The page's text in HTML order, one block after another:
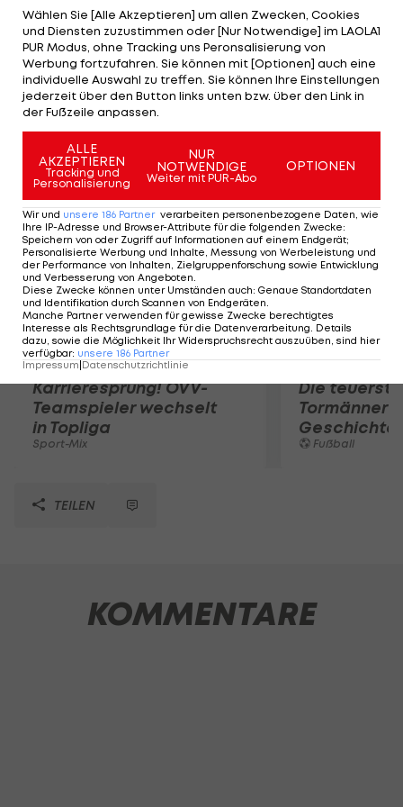
Konkurrenten aus Georgien durch. Bronze wird
doppelt vergeben. Sowohl der Japaner Ryutaro
Matsumoto (7:3 gegen Almat Kebispajew/KAZ) als
auch der Russe Sajur Kuramagomedow (5:0 gegen
Hasan Aliyev/AZE) dürfen sich über Edelmetall
freuen.
Mehr zum Thema
Karrieresprung! ÖVV-
Teamspieler wechselt
in Topliga
Sport-Mix
Die
Tormänner
Geschichte
Fußball
TEILEN
KOMMENTARE
Wählen Sie [Alle Akzeptieren] um allen Zwecken, Cookies
und Diensten zuzustimmen oder [Nur Notwendige] im LAOLA1
PUR Modus, ohne Tracking uns Peronsalisierung von
Werbung fortzufahren. Sie können mit [Optionen] auch eine
individuelle Auswahl zu treffen. Sie können Ihre Einstellungen
jederzeit über den Button links unten bzw. über den Link in
der Fußzeile anpassen.
ALLE
AKZEPTIEREN
Tracking und
Personalisierung
NUR
NOTWENDIGE
Weiter mit PUR-Abo
OPTIONEN
Wir und unsere 186 Partner verarbeiten personenbezogene Daten, wie
Ihre IP-Adresse und Browser-Attribute für die folgenden Zwecke:
Speichern von oder Zugriff auf Informationen auf einem Endgerät;
Personalisierte Werbung und Inhalte, Messung von Werbeleistung und
der Performance von Inhalten, Zielgruppenforschung sowie Entwicklung
und Verbesserung von Angeboten.
Diese Zwecke können unter Umständen auch: Genaue Standortdaten
und Identifikation durch Scannen von Endgeräten.
Manche Partner verwenden für gewisse Zwecke berechtigtes
Interesse als Rechtsgrundlage für die Datenverarbeitung. Details
dazu, sowie die Möglichkeit Ihr Widerspruchsrecht auszuüben, sind hier
verfügbar: unsere 186 Partner
Impressum Datenschutzrichtlinie